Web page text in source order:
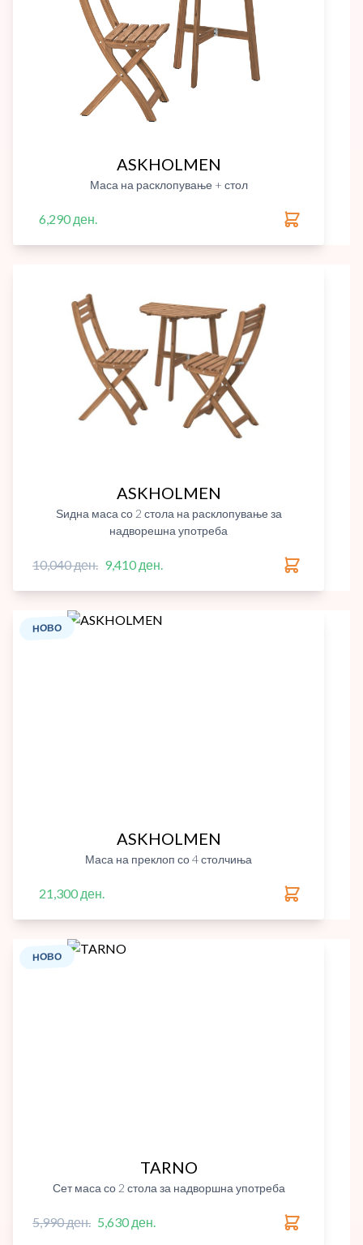
ASKHOLMEN
Маса на расклопување + стол
6,290 ден.
ASKHOLMEN
Ѕидна маса со 2 стола на расклопување за
надворешна употреба
10,040 ден. 9,410 ден.
НОВО
ASKHOLMEN
Маса на преклоп со 4 столчиња
21,300 ден.
НОВО
TARNO
Сет маса со 2 стола за надворшна употреба
5,990 ден. 5,630 ден.